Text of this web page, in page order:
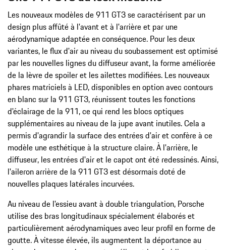
Les nouveaux modèles de 911 GT3 se caractérisent par un
design plus affûté à l'avant et à l'arrière et par une
aérodynamique adaptée en conséquence. Pour les deux
variantes, le flux d'air au niveau du soubassement est optimisé
par les nouvelles lignes du diffuseur avant, la forme améliorée
de la lèvre de spoiler et les ailettes modifiées. Les nouveaux
phares matriciels à LED, disponibles en option avec contours
en blanc sur la 911 GT3, réunissent toutes les fonctions
d'éclairage de la 911, ce qui rend les blocs optiques
supplémentaires au niveau de la jupe avant inutiles. Cela a
permis d'agrandir la surface des entrées d'air et confère à ce
modèle une esthétique à la structure claire. À l'arrière, le
diffuseur, les entrées d'air et le capot ont été redessinés. Ainsi,
l'aileron arrière de la 911 GT3 est désormais doté de
nouvelles plaques latérales incurvées.
Au niveau de l'essieu avant à double triangulation, Porsche
utilise des bras longitudinaux spécialement élaborés et
particulièrement aérodynamiques avec leur profil en forme de
goutte. À vitesse élevée, ils augmentent la déportance au